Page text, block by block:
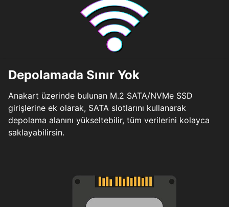
Depolamada Sınır Yok
Anakart üzerinde bulunan M.2 SATA/NVMe SSD
girişlerine ek olarak, SATA slotlarını kullanarak
depolama alanını yükseltebilir, tüm verilerini kolayca
saklayabilirsin.